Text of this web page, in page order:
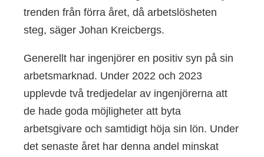
trenden från förra året, då arbetslösheten
steg, säger Johan Kreicbergs.
Generellt har ingenjörer en positiv syn på sin
arbetsmarknad. Under 2022 och 2023
upplevde två tredjedelar av ingenjörerna att
de hade goda möjligheter att byta
arbetsgivare och samtidigt höja sin lön. Under
det senaste året har denna andel minskat